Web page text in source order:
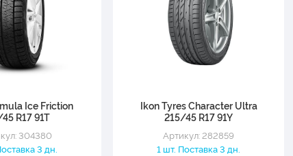
Ice Friction
R17 91T
304380
3 дн.
Ikon Tyres Character Ultra
215/45 R17 91Y
Артикул: 282859
1 шт. Поставка 3 дн.